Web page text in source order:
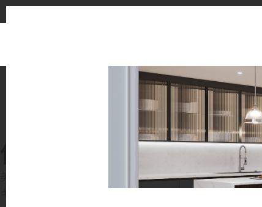
使用イメージ
美しい商業施設や住宅空間で、LX Hausysのサー
キッチンやバスルームなどの主要スペースで、